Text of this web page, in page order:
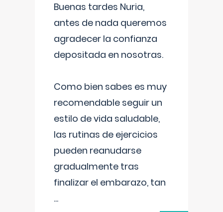
Buenas tardes Nuria,
antes de nada queremos
agradecer la confianza
depositada en nosotras.
Como bien sabes es muy
recomendable seguir un
estilo de vida saludable,
las rutinas de ejercicios
pueden reanudarse
gradualmente tras
finalizar el embarazo, tan
...